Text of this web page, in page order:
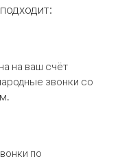
на ваш счёт
звонки со
по